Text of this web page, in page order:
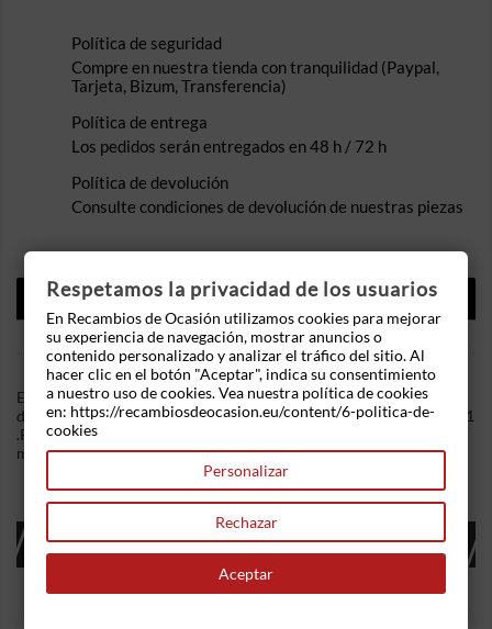
Política de seguridad
Compre en nuestra tienda con tranquilidad (Paypal,
Tarjeta, Bizum, Transferencia)
Política de entrega
Los pedidos serán entregados en 48 h / 72 h
Política de devolución
Consulte condiciones de devolución de nuestras piezas
DESCRIPCIÓN
DETALLES DEL PRODUCTO
En Recambios de Ocasion disponemos de Maneta exterior
delantera izquierda Renault Megane II Coupe (Fase II, 2006) GT 1
.Referencia Interna: 10201633301266. Ademas, disponemos de
mas recambios, si tiene cualquier duda consultenos.
16 OTROS PRODUCTOS EN LA MISMA
CATEGORÍA:
Respetamos la privacidad de los usuarios
En Recambios de Ocasión utilizamos cookies para mejorar
su experiencia de navegación, mostrar anuncios o
contenido personalizado y analizar el tráfico del sitio. Al
hacer clic en el botón "Aceptar", indica su consentimiento
a nuestro uso de cookies. Vea nuestra política de cookies
en: https://recambiosdeocasion.eu/content/6-politica-de-
cookies
Personalizar
Rechazar
Aceptar